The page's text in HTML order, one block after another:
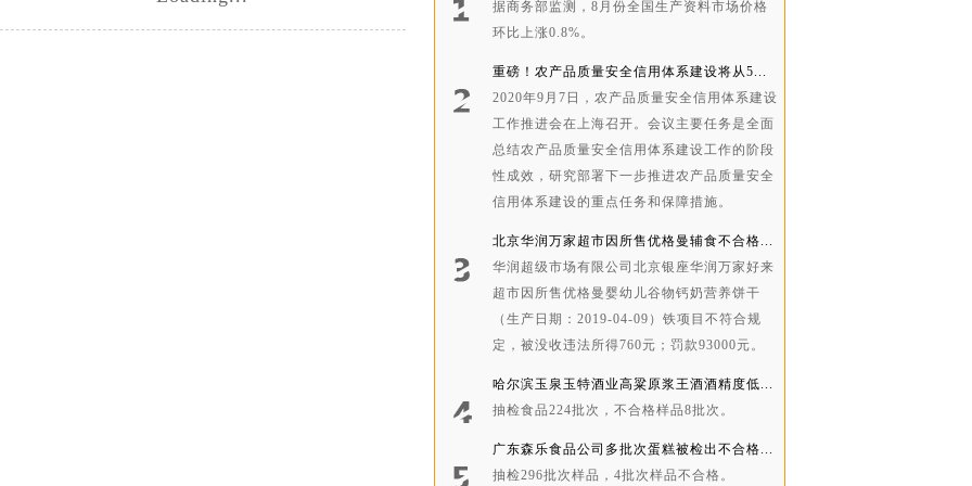
据商务部监测，8月份全国生产资料市场价格
环比上涨0.8%。
重磅！农产品质量安全信用体系建设将从5...
2020年9月7日，农产品质量安全信用体系建设
工作推进会在上海召开。会议主要任务是全面
总结农产品质量安全信用体系建设工作的阶段
性成效，研究部署下一步推进农产品质量安全
信用体系建设的重点任务和保障措施。
北京华润万家超市因所售优格曼辅食不合格...
华润超级市场有限公司北京银座华润万家好来
超市因所售优格曼婴幼儿谷物钙奶营养饼干
（生产日期：2019-04-09）铁项目不符合规
定，被没收违法所得760元；罚款93000元。
哈尔滨玉泉玉特酒业高粱原浆王酒酒精度低...
抽检食品224批次，不合格样品8批次。
广东森乐食品公司多批次蛋糕被检出不合格...
抽检296批次样品，4批次样品不合格。